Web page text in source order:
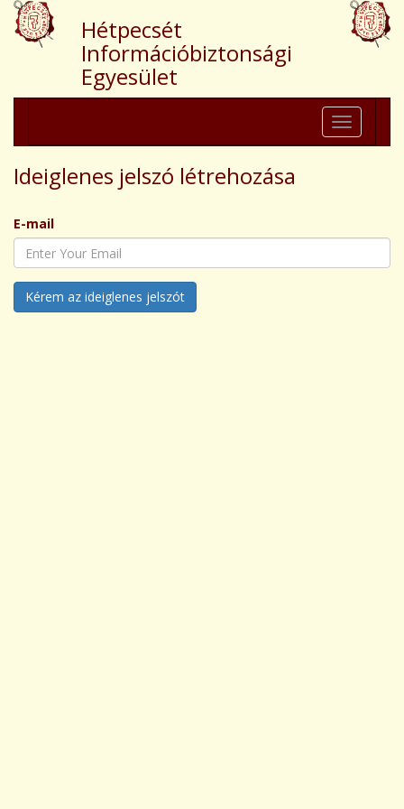
Hétpecsét
Információbiztonsági
Egyesület
Toggle
navigation
Ideiglenes jelszó létrehozása
E-mail
Kérem az ideiglenes jelszót